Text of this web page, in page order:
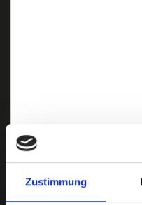
Zustimmung
Ich habe die